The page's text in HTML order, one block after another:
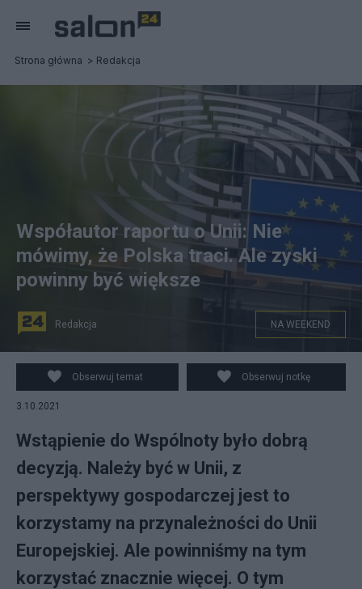
Strona główna Redakcja
Prof. Zbigniew Krysiak: W raporcie wskazaliśmy po
prostu na asymetrię korzyści. Fot. PAP
Współautor raportu o Unii: Nie
mówimy, że Polska traci. Ale zyski
powinny być większe
Redakcja NA WEEKEND
Obserwuj temat Obserwuj notkę
3.10.2021
Wstąpienie do Wspólnoty było dobrą
decyzją. Należy być w Unii, z
perspektywy gospodarczej jest to
korzystamy na przynależności do Unii
Europejskiej. Ale powinniśmy na tym
korzystać znacznie więcej. O tym